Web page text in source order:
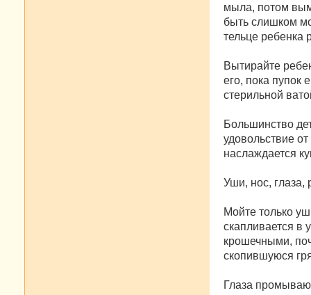
мыла, потом
быть слишком
тельце ребенка
Вытирайте
его, пока пупок
стерильной
Большинство
удовольствие
наслаждается
Уши, нос, глаза,
Мойте только
скапливается в
крошечными,
скопившуюся
Глаза